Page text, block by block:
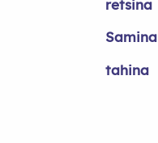
retsina
Samina
tahina